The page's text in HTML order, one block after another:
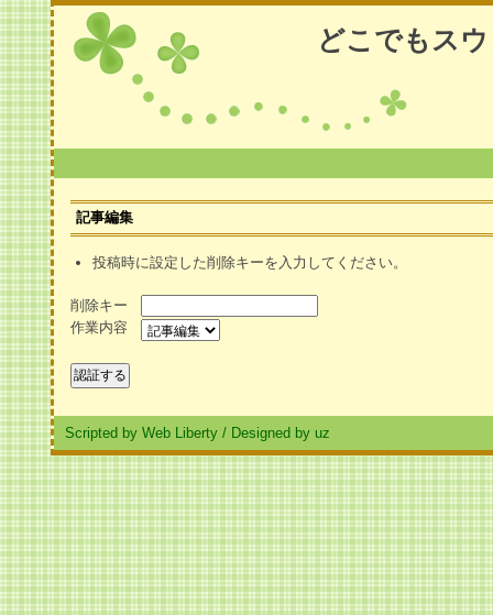
どこでもス
記事編集
投稿時に設定した削除キーを入力してください。
削除キー
作業内容
Scripted by Web Liberty / Designed by uz